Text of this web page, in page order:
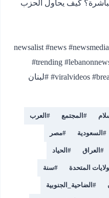
كيف يحاول الحزب
#newsalist #news
#trending
#viralvideos #breakingnews #beirut #FaresKhachan #لبنان
# المجتمع # العرب
# السعودية #مصر
# العراق # الحياد
المتحدة #سنة
# الضاحية_الجنوبية